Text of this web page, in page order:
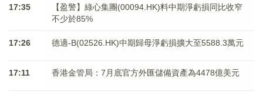
17:35
【盈警】綠心集團(00094.HK)料中期淨虧損同比收窄
不少於85%
17:26 德適-B(02526.HK)中期歸母淨虧損擴大至5588.3萬元
17:11 香港金管局：7月底官方外匯儲備資產為4478億美元